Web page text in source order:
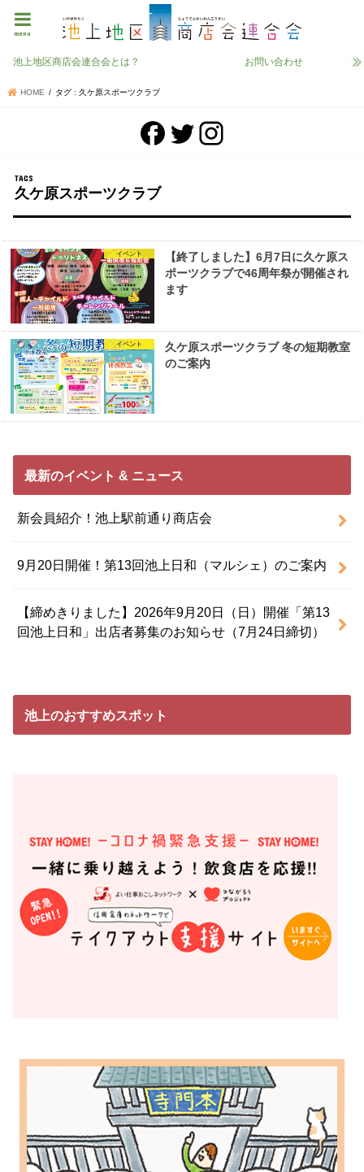
menu
池上地区商店会連合会とは？ お問い合わせ
HOME タグ : 久ケ原スポーツクラブ
久ケ原スポーツクラブ
イベント
【終了しました】6月7日に久ケ原ス
ポーツクラブで46周年祭が開催され
ます
イベント
久ケ原スポーツクラブ 冬の短期教室
のご案内
最新のイベント & ニュース
新会員紹介！池上駅前通り商店会
9月20日開催！第13回池上日和（マルシェ）のご案内
【締めきりました】2026年9月20日（日）開催「第13
回池上日和」出店者募集のお知らせ（7月24日締切）
池上のおすすめスポット